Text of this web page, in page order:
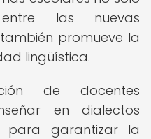
las nuevas
promueve la
lingüística.
de docentes
en dialectos
para garantizar la